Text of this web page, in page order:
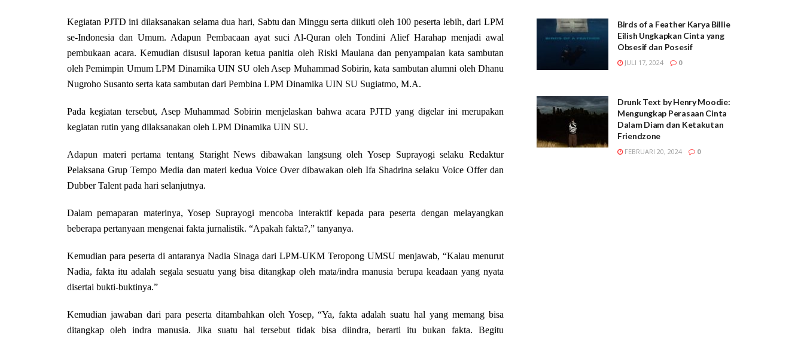
Kegiatan PJTD ini dilaksanakan selama dua hari, Sabtu dan Minggu serta diikuti oleh 100 peserta lebih, dari LPM
se-Indonesia dan Umum. Adapun Pembacaan ayat suci Al-Quran oleh Tondini Alief Harahap menjadi awal
pembukaan acara. Kemudian disusul laporan ketua panitia oleh Riski Maulana dan penyampaian kata sambutan
oleh Pemimpin Umum LPM Dinamika UIN SU oleh Asep Muhammad Sobirin, kata sambutan alumni oleh Dhanu
Nugroho Susanto serta kata sambutan dari Pembina LPM Dinamika UIN SU Sugiatmo, M.A.
Pada kegiatan tersebut, Asep Muhammad Sobirin menjelaskan bahwa acara PJTD yang digelar ini merupakan
kegiatan rutin yang dilaksanakan oleh LPM Dinamika UIN SU.
Adapun materi pertama tentang Staright News dibawakan langsung oleh Yosep Suprayogi selaku Redaktur
Pelaksana Grup Tempo Media dan materi kedua Voice Over dibawakan oleh Ifa Shadrina selaku Voice Offer dan
Dubber Talent pada hari selanjutnya.
Dalam pemaparan materinya, Yosep Suprayogi mencoba interaktif kepada para peserta dengan melayangkan
beberapa pertanyaan mengenai fakta jurnalistik. “Apakah fakta?,” tanyanya.
Kemudian para peserta di antaranya Nadia Sinaga dari LPM-UKM Teropong UMSU menjawab, “Kalau menurut
Nadia, fakta itu adalah segala sesuatu yang bisa ditangkap oleh mata/indra manusia berupa keadaan yang nyata
disertai bukti-buktinya.”
Kemudian jawaban dari para peserta ditambahkan oleh Yosep, “Ya, fakta adalah suatu hal yang memang bisa
ditangkap oleh indra manusia. Jika suatu hal tersebut tidak bisa diindra, berarti itu bukan fakta. Begitu
Birds of a Feather Karya Billie
Eilish Ungkapkan Cinta yang
Obsesif dan Posesif
JULI 17, 2024 0
Drunk Text by Henry Moodie:
Mengungkap Perasaan Cinta
Dalam Diam dan Ketakutan
Friendzone
FEBRUARI 20, 2024 0